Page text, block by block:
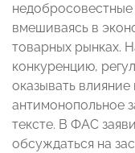
вмешиваясь в
товарных рынках.
конкуренцию,
оказывать
антимонопольное
тексте. В ФАС
обсуждаться на